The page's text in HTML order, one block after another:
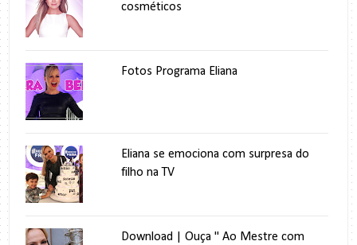
cosméticos
Fotos Programa Eliana
Eliana se emociona com surpresa do
filho na TV
Download | Ouça " Ao Mestre com